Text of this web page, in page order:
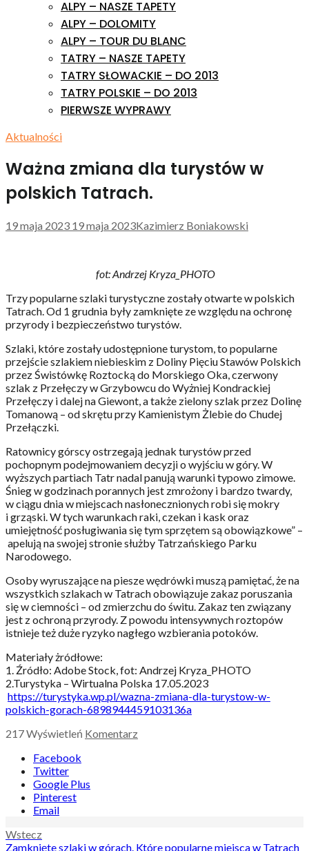
ALPY – NASZE TAPETY
ALPY – DOLOMITY
ALPY – TOUR DU BLANC
TATRY – NASZE TAPETY
TATRY SŁOWACKIE – DO 2013
TATRY POLSKIE – DO 2013
PIERWSZE WYPRAWY
Aktualności
Ważna zmiana dla turystów w
polskich Tatrach.
19 maja 2023 19 maja 2023Kazimierz Boniakowski
fot: Andrzej Kryza_PHOTO
Trzy popularne szlaki turystyczne zostały otwarte w polskich
Tatrach. Od 1 grudnia były zamknięte ze względu na ochronę
przyrody i bezpieczeństwo turystów.
Szlaki, które zostały udostępnione turystom, to popularne
przejście szlakiem niebieskim z Doliny Pięciu Stawów Polskich
przez Świstówkę Roztocką do Morskiego Oka, czerwony
szlak z Przełęczy w Grzybowcu do Wyżniej Kondrackiej
Przełęczy i dalej na Giewont, a także zielony szlak przez Dolinę
Tomanową – od skrętu przy Kamienistym Żlebie do Chudej
Przełączki.
Ratownicy górscy ostrzegają jednak turystów przed
pochopnym podejmowaniem decyzji o wyjściu w góry. W
wyższych partiach Tatr nadal panują warunki typowo zimowe.
Śnieg w godzinach porannych jest zmrożony i bardzo twardy,
w ciągu dnia w miejscach nasłonecznionych robi się mokry
i grząski. W tych warunkach raki, czekan i kask oraz
umiejętność posługiwania się tym sprzętem są obowiązkowe” –
apelują na swojej stronie służby Tatrzańskiego Parku
Narodowego.
Osoby wyruszające na piesze wędrówki muszą pamiętać, że na
wszystkich szlakach w Tatrach obowiązuje zakaz poruszania
się w ciemności – od zmierzchu do świtu. Zakaz ten związany
jest z ochroną przyrody. Z powodu intensywnych roztopów
istnieje też duże ryzyko nagłego wzbierania potoków.
Materiały żródłowe:
1. Źródło: Adobe Stock, fot: Andrzej Kryza_PHOTO
2.Turystyka – Wirtualna Polska 17.05.2023
https://turystyka.wp.pl/wazna-zmiana-dla-turystow-w-
polskich-gorach-6898944459103136a
217Wyświetleń Komentarz
Facebook
Twitter
Google Plus
Pinterest
Email
Nawigacja
Wstecz
Zamknięte szlaki w górach. Które popularne miejsca w Tatrach